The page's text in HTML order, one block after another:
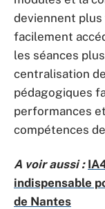
deviennent
facilement
les séances
centralisation
pédagogiques
performances
compétences
A voir aussi :
indispensable
de Nantes